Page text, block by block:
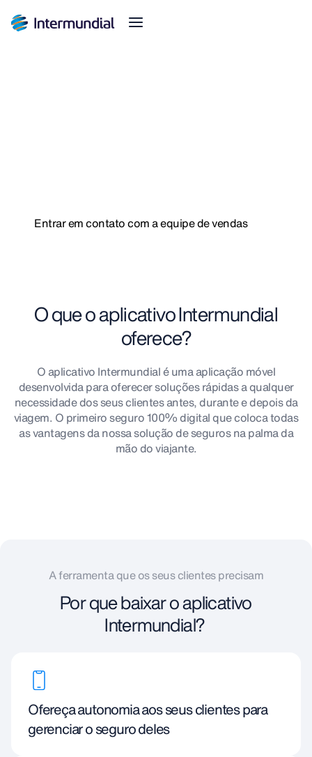
Entrar em contato com a equipe de vendas
O que o aplicativo Intermundial
oferece?
O aplicativo Intermundial é uma aplicação móvel
desenvolvida para oferecer soluções rápidas a qualquer
necessidade dos seus clientes antes, durante e depois da
viagem. O primeiro seguro 100% digital que coloca todas
as vantagens da nossa solução de seguros na palma da
mão do viajante.
A ferramenta que os seus clientes precisam
Por que baixar o aplicativo
Intermundial?
Ofereça autonomia aos seus clientes para
gerenciar o seguro deles